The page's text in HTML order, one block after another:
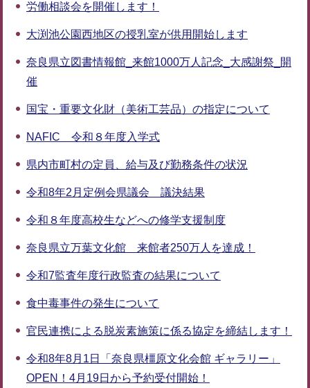
労働相談会を開催します！
大渕池公園西地区の授乳室が供用開始します
奈良県立図書情報館_来館1000万人記念_大感謝祭_開
催
国宝・重要文化財（美術工芸品）の指定について
NAFIC 令和８年度入学式
県内市町村の定員、給与及び勤務条件の状況
令和8年2月定例会県議会 議決結果
令和８年度高校生などへの修学支援制度
奈良県立万葉文化館 来館者250万人を達成！
令和7監査年度行政監査の結果について
食中毒事件の発生について
官民連携による脱炭素施策に係る協定を締結します！
令和8年8月1日「奈良県橿原文化会館 ギャラリー」
OPEN！4月19日から予約受付開始！